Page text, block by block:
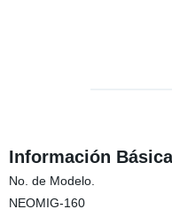
Información
No. de Modelo.
NEOMIG-160